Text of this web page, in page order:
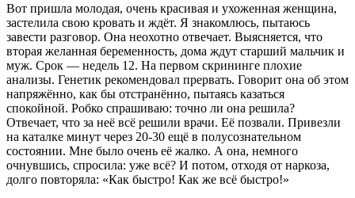
Вот пришла молодая, очень красивая и ухоженная женщина,
застелила свою кровать и ждёт. Я знакомлюсь, пытаюсь
завести разговор. Она неохотно отвечает. Выясняется, что
вторая желанная беременность, дома ждут старший мальчик и
муж. Срок — недель 12. На первом скрининге плохие
анализы. Генетик рекомендовал прервать. Говорит она об этом
напряжённо, как бы отстранённо, пытаясь казаться
спокойной. Робко спрашиваю: точно ли она решила?
Отвечает, что за неё всё решили врачи. Её позвали. Привезли
на каталке минут через 20-30 ещё в полусознательном
состоянии. Мне было очень её жалко. А она, немного
очнувшись, спросила: уже всё? И потом, отходя от наркоза,
долго повторяла: «Как быстро! Как же всё быстро!»